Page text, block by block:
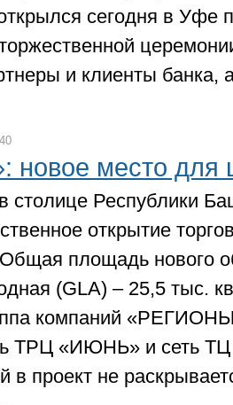
сегодня в Уфе
и клиенты банка,
место для
столице Республики
открытие
площадь нового
(GLA) – 25,5 тыс.
компаний
ТРЦ «ИЮНЬ» и сеть ТЦ
в проект не